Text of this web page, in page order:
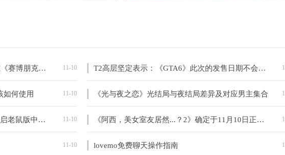
小岛秀夫和CDPR团队碰面难道又要在《赛博朋克》中客串？ 11-10 T2高层坚定表示：《GTA6》此次的发售日期不会有问题
如何使用 11-10 《光与夜之恋》光结局与夜结局差异及对应男主集合
《鼠鼠餐厅》于Steam平台正式上线开启老鼠版中世纪餐厅经营之旅 11-10 《阿西，美女室友居然...？2》确定于11月10日正式发布
11-10 lovemo免费聊天操作指南